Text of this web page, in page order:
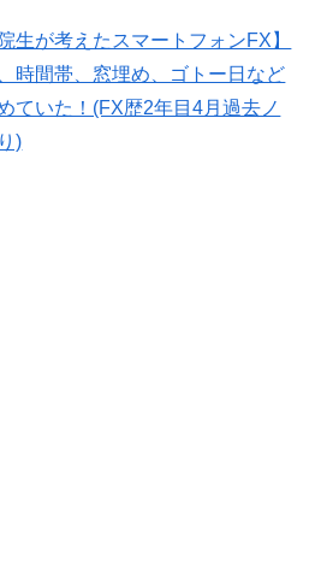
生が考えたスマートフォンFX】
時間帯、窓埋め、ゴトー日など
ていた！(FX歴2年目4月過去ノ
)